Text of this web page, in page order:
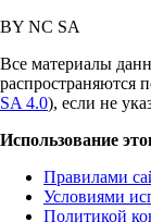
BY NC SA
Все материалы
распространяются
SA 4.0), если не
Использование
Правилами
Условиями
Политикой